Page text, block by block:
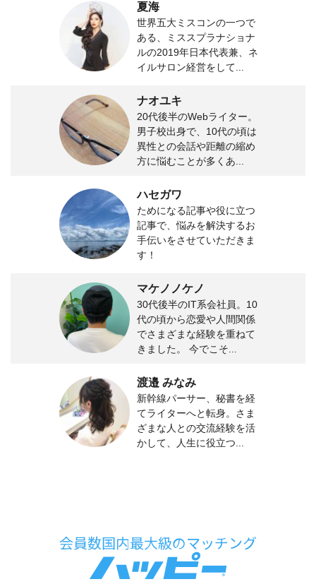
夏海
世界五大ミスコンの一つで
ある、ミススプラナショナ
ルの2019年日本代表兼、ネ
イルサロン経営をして...
ナオユキ
20代後半のWebライター。
男子校出身で、10代の頃は
異性との会話や距離の縮め
方に悩むことが多くあ...
ハセガワ
ためになる記事や役に立つ
記事で、悩みを解決するお
手伝いをさせていただきま
す！
マケノノケノ
30代後半のIT系会社員。10
代の頃から恋愛や人間関係
でさまざまな経験を重ねて
きました。 今でこそ...
渡邉 みなみ
新幹線パーサー、秘書を経
てライターへと転身。さま
ざまな人との交流経験を活
かして、人生に役立つ...